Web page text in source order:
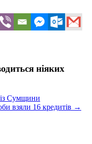
ніяких
із Сумщини
взяли 16 кредитів →